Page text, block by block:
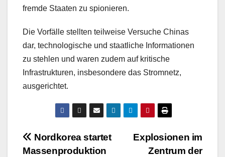
fremde Staaten zu spionieren.
Die Vorfälle stellten teilweise Versuche Chinas
dar, technologische und staatliche Informationen
zu stehlen und waren zudem auf kritische
Infrastrukturen, insbesondere das Stromnetz,
ausgerichtet.
BeitragsnavigationExplosionen im
Zentrum der
Nordkorea startet
Massenproduktion